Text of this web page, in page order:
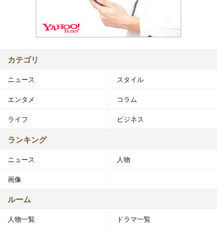
カテゴリ
ニュース スタイル
エンタメ コラム
ライフ ビジネス
ランキング
ニュース 人物
画像
ルーム
人物一覧 ドラマ一覧